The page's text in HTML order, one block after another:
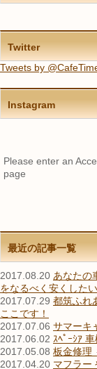
Twitter
Tweets by
Instagram
Please enter an
page
最近の記事一覧
2017.08.20 あなたの
をなるべく安くした
2017.07.29 都筑ふれ
ここです！
2017.07.06 サマーキ
2017.06.02 ｽﾍﾟｰｼｱ
2017.05.08 板金修理
2017.04.20 マフラー